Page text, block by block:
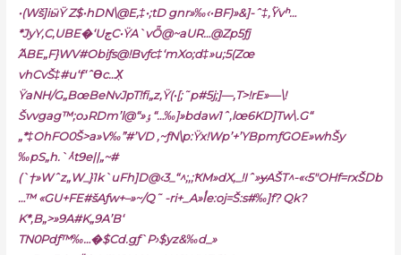
•(Wš]iӹŸ Z$•hDN\@E,‡•;tD gnr»‰‹•BF)»&]-ˆ‡,۠Ÿvʰ…
*JyY‚C,UBE�‘UجC•ŸA`vȪ@~aUR…@Zp5ƒj
߬ABE„F}WV#Obiƒs@!Bvƒc‡‘mXo;d‡»u;5(Zœ
vhCvŠ‡#u‘f‘ˆϴc…X͎
ŸaNH/G„BœBeNvJpT!fi„z,Ÿ(•[;˜p#5j;]—‚T>!rE»—\!
Švvgag™;oدRDm’l@“»ٶ“…‰]»bdaw1ˆ,lœ6KD]Tw\.G“
„*‡OhFO0Š>a»V‰”#’VD ‚~ƒN\p:Ÿx!Wp’+’YBpmƒGOE»whŠy
‰pS„h.`ٝ^t9e||„~#
(`†»Wˆz„W_}1k`uFh]D@‹3_“^;,;ҞM»dX‚_!Iˆ»ɏAŠT^-«‹5″OHf=rxŠDb
…™ «GU+FE#šAƒw+–»~/Q˜ -ri+_A»أe:oj=Š:s#‰]f? Qk?
K*‚B„>»9A#K„9A’B‘
TN0Pdƒ™‰…�$Cd.gƒ`P›$yz&‰d_»